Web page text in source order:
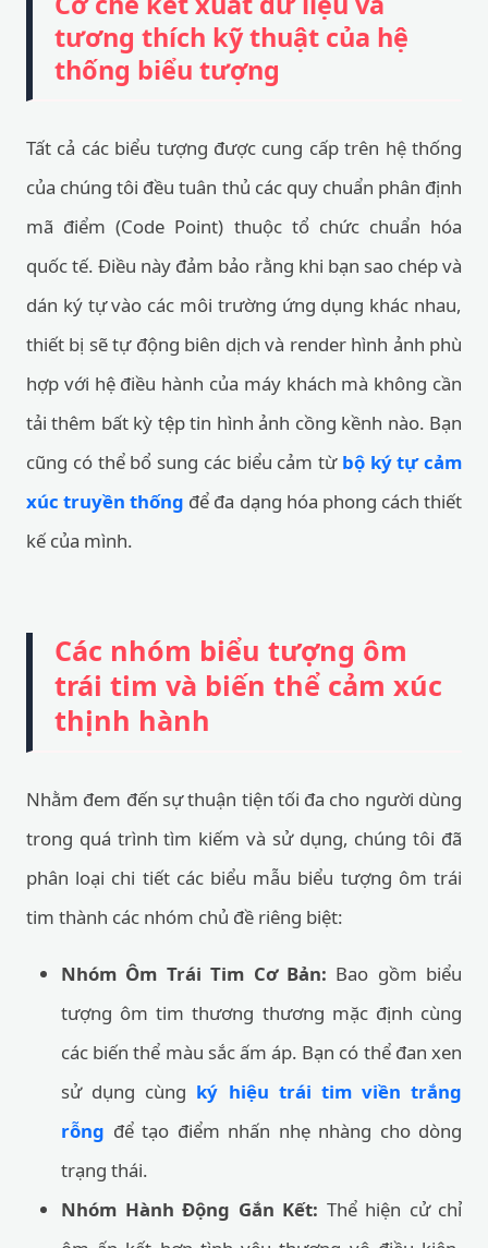
tương thích kỹ thuật của hệ
thống biểu tượng
Tất cả các biểu tượng được cung cấp trên hệ thống
của chúng tôi đều tuân thủ các quy chuẩn phân định
mã điểm (Code Point) thuộc tổ chức chuẩn hóa
quốc tế. Điều này đảm bảo rằng khi bạn sao chép và
dán ký tự vào các môi trường ứng dụng khác nhau,
thiết bị sẽ tự động biên dịch và render hình ảnh phù
hợp với hệ điều hành của máy khách mà không cần
tải thêm bất kỳ tệp tin hình ảnh cồng kềnh nào. Bạn
cũng có thể bổ sung các biểu cảm từ bộ ký tự cảm
xúc truyền thống để đa dạng hóa phong cách thiết
kế của mình.
Các nhóm biểu tượng ôm
trái tim và biến thể cảm xúc
thịnh hành
Nhằm đem đến sự thuận tiện tối đa cho người dùng
trong quá trình tìm kiếm và sử dụng, chúng tôi đã
phân loại chi tiết các biểu mẫu biểu tượng ôm trái
tim thành các nhóm chủ đề riêng biệt:
Nhóm Ôm Trái Tim Cơ Bản: Bao gồm biểu
tượng ôm tim thương thương mặc định cùng
các biến thể màu sắc ấm áp. Bạn có thể đan xen
sử dụng cùng ký hiệu trái tim viền trắng
rỗng để tạo điểm nhấn nhẹ nhàng cho dòng
trạng thái.
Nhóm Hành Động Gắn Kết: Thể hiện cử chỉ